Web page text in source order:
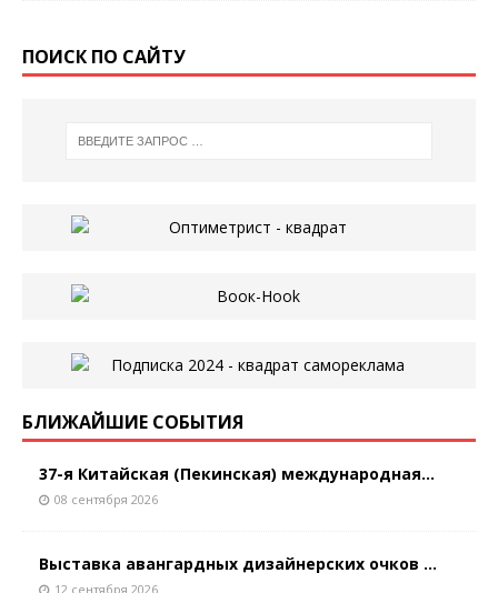
ПОИСК ПО САЙТУ
БЛИЖАЙШИЕ СОБЫТИЯ
37-я Китайская (Пекинская) международная...
08 сентября 2026
Выставка авангардных дизайнерских очков ...
12 сентября 2026